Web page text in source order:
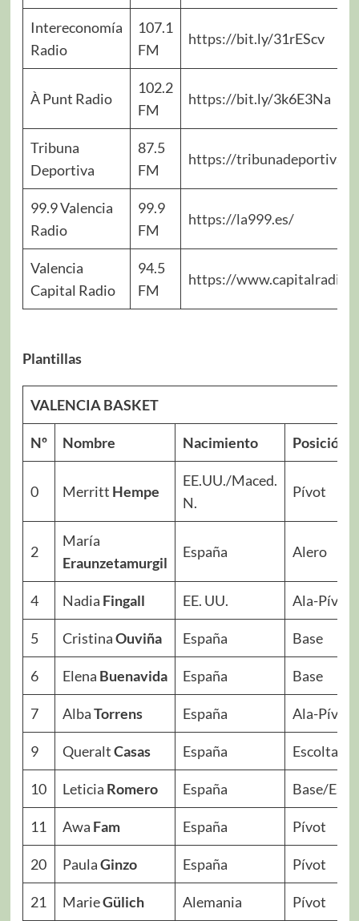
Intereconomía
Radio
107.1
FM
https://bit.ly/31rEScv
À Punt Radio
102.2
FM
https://bit.ly/3k6E3Na
Tribuna
Deportiva
87.5
FM
https://
99.9 Valencia
Radio
99.9
FM
https://la999.es/
Valencia
Capital Radio
94.5
FM
https://
Plantillas
VALENCIA BASKET
Nº Nombre Nacimiento Posición
0 Merritt Hempe
EE.UU./Maced.
N.
Pívot
2
María
Eraunzetamurgil
España Alero
4 Nadia Fingall EE. UU. Ala-Pívot
5 CristinaOuviña España Base
6 Elena Buenavida España Base
7 AlbaTorrens España Ala-Pívot
9 QueraltCasas España Escolta
10 Leticia Romero España Base/
11 Awa Fam España Pívot
20 PaulaGinzo España Pívot
21 MarieGülich Alemania Pívot